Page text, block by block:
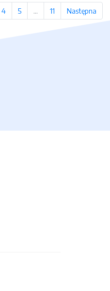
4 5 … 11 Następna